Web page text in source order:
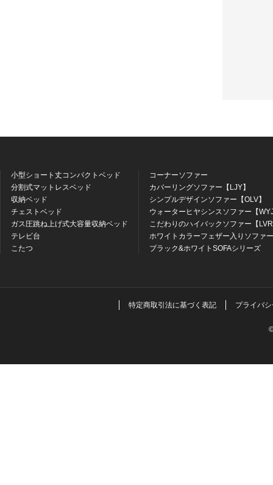
小型ショート丈コンパクトベッド
分割式マットレスベッド
収納ベッド
チェストベッド
ガス圧跳ね上げ式大容量収納ベッド
テレビ台
こたつ
コーナーソファー
カバーリングソファー【LJY】
シンプルデザインソファー【OLV】
ウォーターヒヤシンスソファー【
こだわりのハイバックソファー【
ホワイトカラーフェザー入りソファ
ブラック&ホワイトSOFAシリーズ
特定商取引法に基づく表記 プライバ